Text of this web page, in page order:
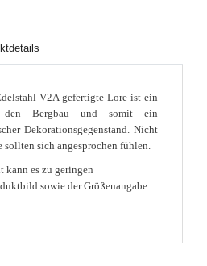
V2A gefertigte Lore ist ein
den Bergbau und somit ein
Dekorationsgegenstand. Nicht
sollten sich angesprochen fühlen.
kann es zu geringen
sowie der Größenangabe